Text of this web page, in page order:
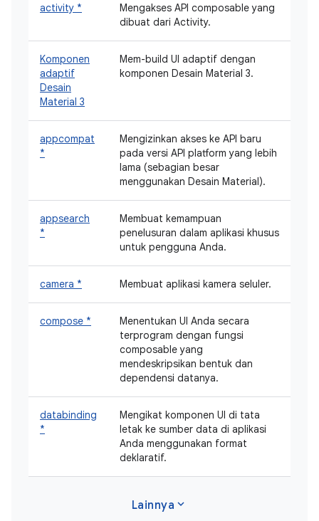
activity *
Mengakses API composable yang
dibuat dari Activity.
Komponen
adaptif
Desain
Material 3
Mem-build UI adaptif dengan
komponen Desain Material 3.
appcompat
*
Mengizinkan akses ke API baru
pada versi API platform yang lebih
lama (sebagian besar
menggunakan Desain Material).
appsearch
*
Membuat kemampuan
penelusuran dalam aplikasi khusus
untuk pengguna Anda.
camera * Membuat aplikasi kamera seluler.
compose *
Menentukan UI Anda secara
terprogram dengan fungsi
composable yang
mendeskripsikan bentuk dan
dependensi datanya.
databinding
*
Mengikat komponen UI di tata
letak ke sumber data di aplikasi
Anda menggunakan format
deklaratif.
Lainnya expand_more